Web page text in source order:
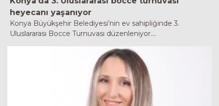
heyecanı yaşanıyor
Konya Büyükşehir Belediyesi’nin ev sahipliğinde 3.
Uluslararası Bocce Turnuvası düzenleniyor....